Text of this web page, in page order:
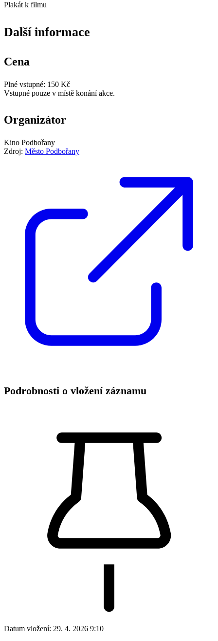
Plakát k filmu
Další informace
Cena
Plné vstupné: 150 Kč
Vstupné pouze v místě konání akce.
Organizátor
Kino Podbořany
Zdroj: Město Podbořany
Podrobnosti o vložení záznamu
Datum vložení: 29. 4. 2026 9:10